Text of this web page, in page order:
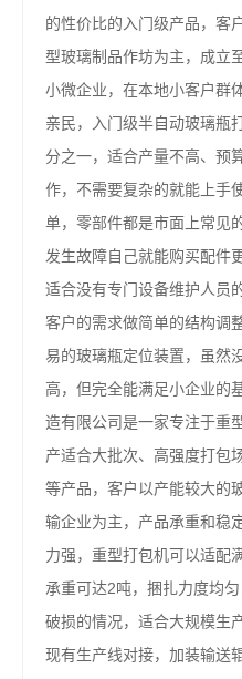
的性价比的入门级产品，客
型玻璃制品作坊为主，成立
小微企业，在本地小客户群
亲民，入门级半自动玻璃瓶
分之一，适合产量不高、预
作，不需要复杂的就能上手
单，零部件都是市面上常见
发生故障自己就能购买配件
适合没有专门设备维护人员
客户的需求做简单的结构调
易的玻璃瓶定位装置，虽然
高，但完全能满足小企业的
造有限公司是一家专注于重
产适合大批次、高强度打包
等产品，客户以产能较大的
输企业为主，产品承重和稳
力强，重型打包机可以适配
承重可达2吨，捆扎力度均
破损的情况，适合大规模生
现有生产线对接，加装输送